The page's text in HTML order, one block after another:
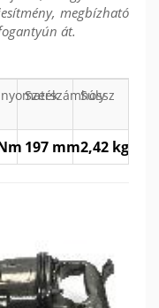
megbízható
át.
Szerszámhossz
Súly
197 mm2,42 kg